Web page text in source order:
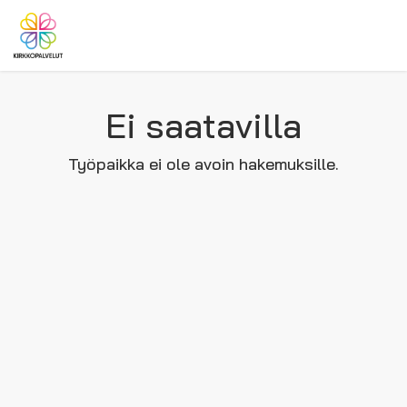
Ei saatavilla
Työpaikka ei ole avoin hakemuksille.